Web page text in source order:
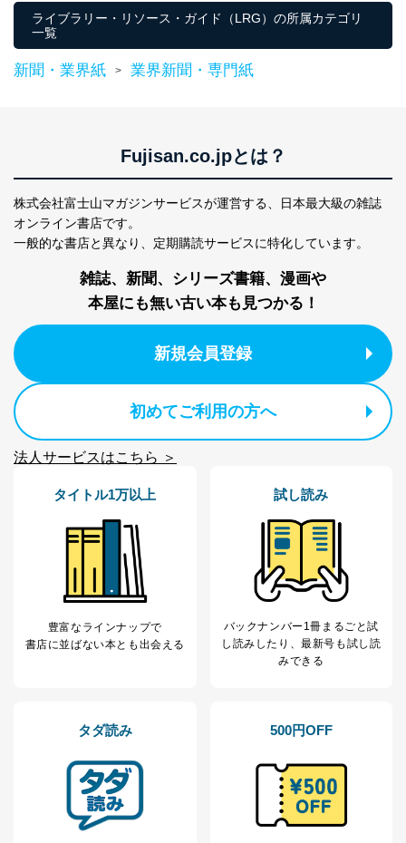
当社は、内部監査及びマネジメントレビューの機会を通
じて、個人情報保護マネジメントシステムを継続的に改
善し、常に最良の状態を維持します。
絡ください。
株式会社富士山マガジンサービス 個人情報問い合わせ
係
TEL：0570-200-223
e-mail：cs@fujisan.co.jp
改訂：2025年2月20日
代表取締役会長 西野 伸一郎
個人情報の取扱いについて
１．個人情報保護管理者
当社は以下の個人情報保護管理者を設置し、個人情報保
護管理者の責任のもと、個人情報を取得・アクセス・利
東京都渋谷区南平台町16-11
株式会社富士山マガジンサービス
代表取締役会長 西野 伸一郎
個人情報保護管理者: 経営管理グループディレクター 前
２．利用目的
当社が取り扱う開示対象個人情報の利用目的は次のとお
当社の定期購読サ
ービス等をご利用
の方の個人情報
商品代金回収のため
ス、キャンペーン等の広告の案内
個人が特定できない形で取得した
閲覧履歴や購買履歴等の情報を分
ライブラリー・リソース・ガイド（LRG）の所属カテゴリ
一覧
新聞・業界紙 > 業界新聞・専門紙
Fujisan.co.jpとは？
株式会社富士山マガジンサービスが運営する、
日本最大級の雑誌
オンライン書店です。
一般的な書店と異なり、 定期購読サービスに特化しています。
雑誌、新聞、シリーズ書籍、漫画や
本屋にも無い古い本も見つかる！
新規会員登録
初めてご利用の方へ
法人サービスはこちら ＞
タイトル1万以上
豊富なラインナップで
書店に並ばない本とも出会える
試し読み
バックナンバー1冊まるごと試
し読み したり、最新号も試し読
みできる
タダ読み 500円OFF